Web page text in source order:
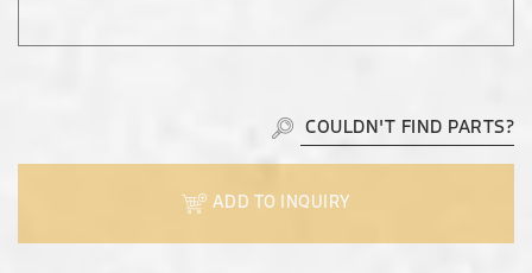
COULDN'T FIND PARTS?
ADD TO INQUIRY